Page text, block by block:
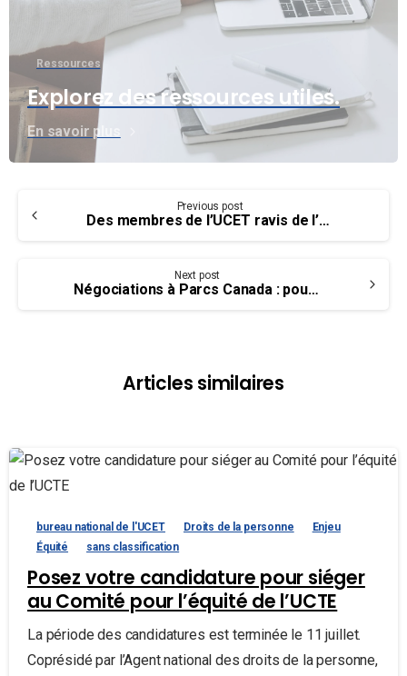
Ressources
Explorez des ressources utiles.
En savoir plus
Reading
Previous post
Des membres de l’UCET ravis de l’annonce du Fonds national des corridors commerciaux
Next post
Négociations à Parcs Canada : pour nos membres des canaux …
Articles similaires
bureau national de l'UCET Droits de la personne
Enjeu
Équité
sans classification
Posez votre candidature pour siéger
au Comité pour l’équité de l’UCTE
La période des candidatures est terminée le 11 juillet.
Coprésidé par l’Agent national des droits de la personne,